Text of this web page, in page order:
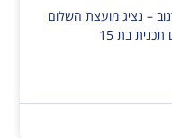
– נציג מועצת השלום
בת 15